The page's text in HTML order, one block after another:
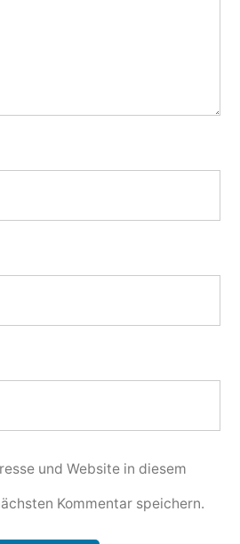
und Website in diesem
Kommentar speichern.